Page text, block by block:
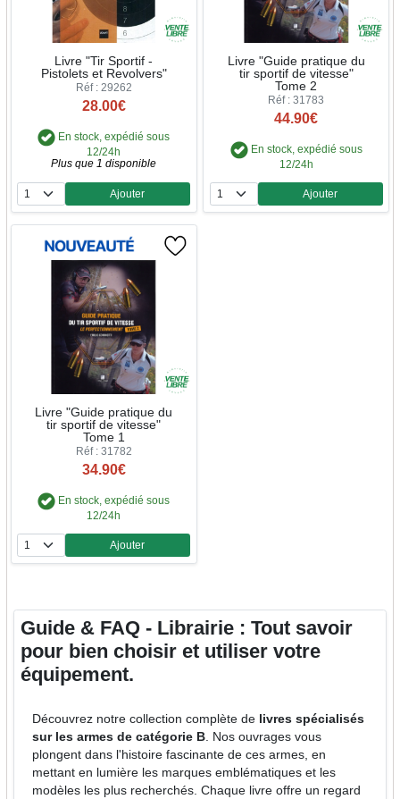
Livre "Tir Sportif -
Pistolets et Revolvers"
Réf : 29262
28.00€
En stock, expédié sous
12/24h
Plus que 1 disponible
Quantité
Ajouter
Livre "Guide pratique du
tir sportif de vitesse"
Tome 2
Réf : 31783
44.90€
En stock, expédié sous
12/24h
Quantité
Ajouter
Livre "Guide pratique du
tir sportif de vitesse"
Tome 1
Réf : 31782
34.90€
En stock, expédié sous
12/24h
Quantité
Ajouter
Guide & FAQ - Librairie : Tout savoir
pour bien choisir et utiliser votre
équipement.
Découvrez notre collection complète de livres spécialisés
sur les armes de catégorie B. Nos ouvrages vous
plongent dans l'histoire fascinante de ces armes, en
mettant en lumière les marques emblématiques et les
modèles les plus recherchés. Chaque livre offre un regard